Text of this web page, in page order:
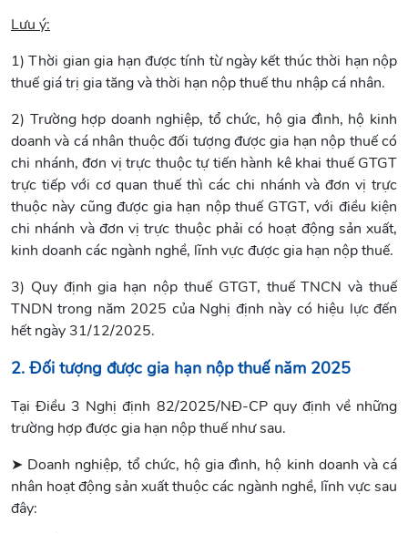
Lưu ý:
1) Thời gian gia hạn được tính từ ngày kết thúc thời hạn nộp
thuế giá trị gia tăng và thời hạn nộp thuế thu nhập cá nhân.
2) Trường hợp doanh nghiệp, tổ chức, hộ gia đình, hộ kinh
doanh và cá nhân thuộc đối tượng được gia hạn nộp thuế có
chi nhánh, đơn vị trực thuộc tự tiến hành kê khai thuế GTGT
trực tiếp với cơ quan thuế thì các chi nhánh và đơn vị trực
thuộc này cũng được gia hạn nộp thuế GTGT, với điều kiện
chi nhánh và đơn vị trực thuộc phải có hoạt động sản xuất,
kinh doanh các ngành nghề, lĩnh vực được gia hạn nộp thuế.
3) Quy định gia hạn nộp thuế GTGT, thuế TNCN và thuế
TNDN trong năm 2025 của Nghị định này có hiệu lực đến
hết ngày 31/12/2025.
2. Đối tượng được gia hạn nộp thuế năm 2025
Tại Điều 3 Nghị định 82/2025/NĐ-CP quy định về những
trường hợp được gia hạn nộp thuế như sau.
➤ Doanh nghiệp, tổ chức, hộ gia đình, hộ kinh doanh và cá
nhân hoạt động sản xuất thuộc các ngành nghề, lĩnh vực sau
đây: